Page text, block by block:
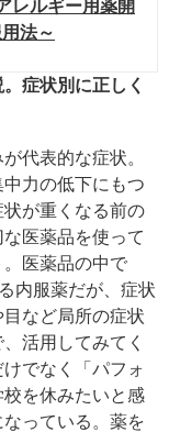
レルギー用薬開
法～
症状別に正しく
代表的な症状。
力の低下にもつ
が重くなる前の
医薬品を使って
医薬品の中で
内服薬だが、症状
など局所の症状
活用してみてく
でなく「パフォ
を休みたいと感
っている。薬を